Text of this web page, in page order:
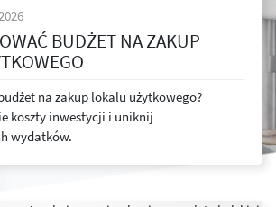
BUDŻET NA ZAKUP
na zakup lokalu użytkowego?
koszty inwestycji i uniknij
wydatków.